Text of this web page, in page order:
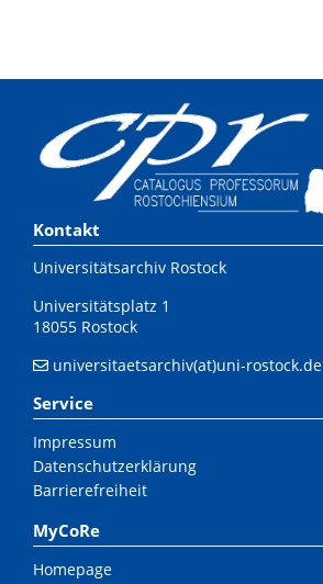
Kontakt
Universitätsarchiv Rostock
Universitätsplatz 1
18055 Rostock
universitaetsarchiv(at)uni-rostock.de
Service
Impressum
Datenschutzerklärung
Barrierefreiheit
MyCoRe
Homepage